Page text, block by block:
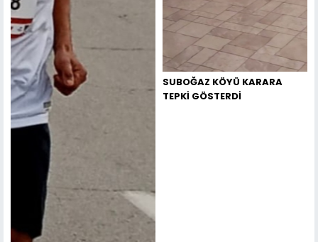
SUBOĞAZ KÖYÜ KARARA
TEPKİ GÖSTERDİ